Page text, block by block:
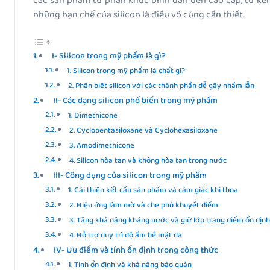
những hạn chế của silicon là điều vô cùng cần thiết.
I- Silicon trong mỹ phẩm là gì?
1. Silicon trong mỹ phẩm là chất gì?
2. Phân biệt silicon với các thành phần dễ gây nhầm lẫn
II- Các dạng silicon phổ biến trong mỹ phẩm
1. Dimethicone
2. Cyclopentasiloxane và Cyclohexasiloxane
3. Amodimethicone
4. Silicon hòa tan và không hòa tan trong nước
III- Công dụng của silicon trong mỹ phẩm
1. Cải thiện kết cấu sản phẩm và cảm giác khi thoa
2. Hiệu ứng làm mờ và che phủ khuyết điểm
3. Tăng khả năng kháng nước và giữ lớp trang điểm ổn định
4. Hỗ trợ duy trì độ ẩm bề mặt da
IV- Ưu điểm và tính ổn định trong công thức
1. Tính ổn định và khả năng bảo quản